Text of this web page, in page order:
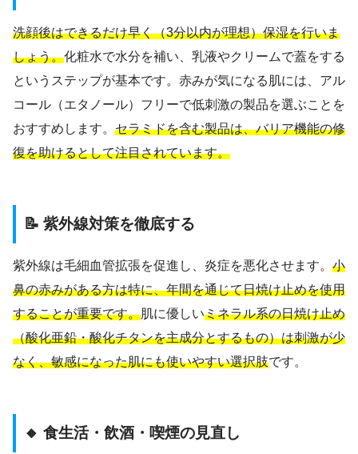
洗顔後はできるだけ早く（3分以内が理想）保湿を行いま
しょう。化粧水で水分を補い、乳液やクリームで蓋をする
というステップが基本です。赤みが気になる肌には、アル
コール（エタノール）フリーで低刺激の製品を選ぶことを
おすすめします。 セラミドを含む製品は、バリア機能の修
復を助けるとして注目されています。
📝 紫外線対策を徹底する
紫外線は毛細血管拡張を促進し、炎症を悪化させます。 小
鼻の赤みがある方は特に、年間を通じて日焼け止めを使用
することが重要です。肌に優しいミネラル系の日焼け止め
（酸化亜鉛・酸化チタンを主成分とするもの）は刺激が少
なく、敏感になった肌にも使いやすい選択肢です。
🔸 食生活・飲酒・喫煙の見直し